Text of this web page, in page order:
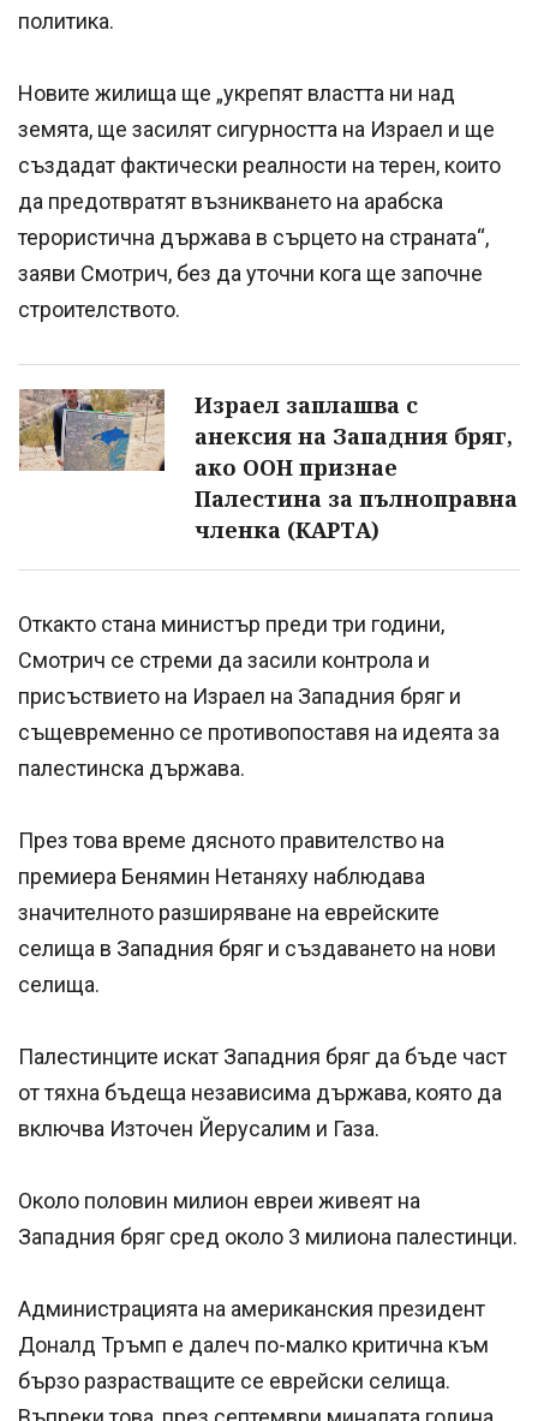
политика.
Новите жилища ще „укрепят властта ни над
земята, ще засилят сигурността на Израел и ще
създадат фактически реалности на терен, които
да предотвратят възникването на арабска
терористична държава в сърцето на страната“,
заяви Смотрич, без да уточни кога ще започне
строителството.
Израел заплашва с
анексия на Западния бряг,
ако ООН признае
Палестина за пълноправна
членка (КАРТА)
Откакто стана министър преди три години,
Смотрич се стреми да засили контрола и
присъствието на Израел на Западния бряг и
същевременно се противопоставя на идеята за
палестинска държава.
През това време дясното правителство на
премиера Бенямин Нетаняху наблюдава
значителното разширяване на еврейските
селища в Западния бряг и създаването на нови
селища.
Палестинците искат Западния бряг да бъде част
от тяхна бъдеща независима държава, която да
включва Източен Йерусалим и Газа.
Около половин милион евреи живеят на
Западния бряг сред около 3 милиона палестинци.
Администрацията на американския президент
Доналд Тръмп е далеч по-малко критична към
бързо разрастващите се еврейски селища.